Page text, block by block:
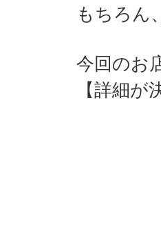
もちろん
今回のお
【詳細が